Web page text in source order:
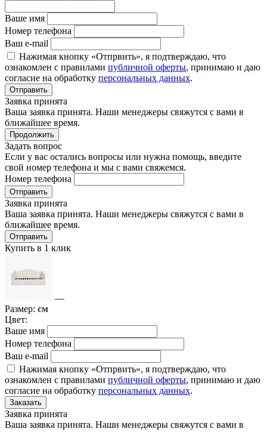
Ваше имя
Номер телефона
Ваш e-mail
Нажимая кнопку «Отпрвить», я подтверждаю, что
ознакомлен с правилами публичной оферты, принимаю и даю
согласие на обработку персональных данных.
Отправить
Заявка принята
Ваша заявка принята. Наши менеджеры свяжутся с вами в
ближайшее время.
Продолжить
Задать вопрос
Если у вас остались вопросы или нужна помощь, введите
свой номер телефона и мы с вами свяжемся.
Номер телефона
Отправить
Заявка принята
Ваша заявка принята. Наши менеджеры свяжутся с вами в
ближайшее время.
Отправить
Купить в 1 клик
—
Размер: см
Цвет:
Ваше имя
Номер телефона
Ваш e-mail
Нажимая кнопку «Отпрвить», я подтверждаю, что
ознакомлен с правилами публичной оферты, принимаю и даю
согласие на обработку персональных данных.
Заказать
Заявка принята
Ваша заявка принята. Наши менеджеры свяжутся с вами в